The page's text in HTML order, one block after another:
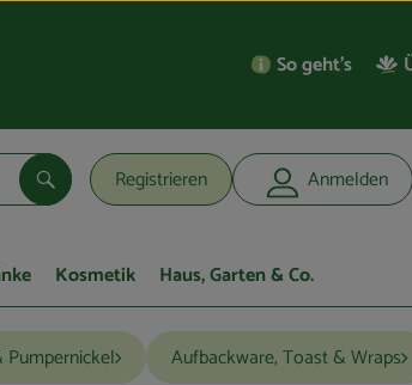
So geht’s
Registrieren Anmelden
Suchen
Kosmetik Haus, Garten & Co.
Aufbackware, Toast & Wraps